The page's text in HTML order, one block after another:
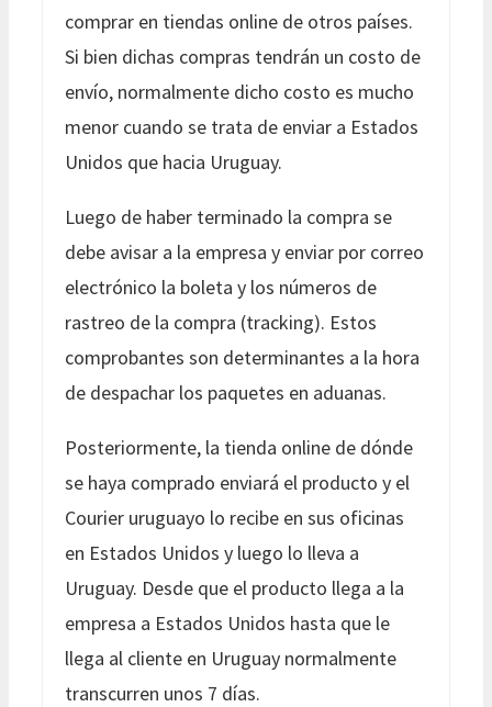
comprar en tiendas online de otros países.
Si bien dichas compras tendrán un costo de
envío, normalmente dicho costo es mucho
menor cuando se trata de enviar a Estados
Unidos que hacia Uruguay.
Luego de haber terminado la compra se
debe avisar a la empresa y enviar por correo
electrónico la boleta y los números de
rastreo de la compra (tracking). Estos
comprobantes son determinantes a la hora
de despachar los paquetes en aduanas.
Posteriormente, la tienda online de dónde
se haya comprado enviará el producto y el
Courier uruguayo lo recibe en sus oficinas
en Estados Unidos y luego lo lleva a
Uruguay. Desde que el producto llega a la
empresa a Estados Unidos hasta que le
llega al cliente en Uruguay normalmente
transcurren unos 7 días.